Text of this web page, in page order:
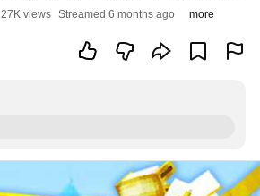
27K views Streamed 6 months ago more